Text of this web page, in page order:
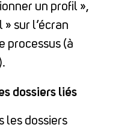
un profil »,
sur l’écran
processus (à
dossiers liés
les dossiers